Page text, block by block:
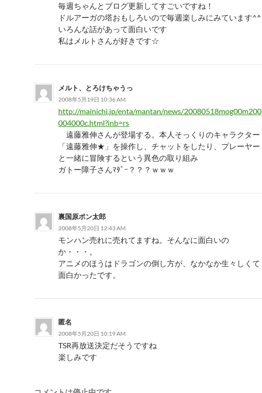
毎週ちゃんとブログ更新してすごいですね！
ドルアーガの塔おもしろいので毎週楽しみにみています^^
いろんな話があって面白いです
私はメルトさんが好きです☆
メルト、とろけちゃうっ
2008年5月19日 10:36 AM
http://mainichi.jp/enta/mantan/news/20080518mog00m200
004000c.html?inb=rs
遠藤雅伸さんが登場する。本人そっくりのキャラクター
「遠藤雅伸★」を操作し、チャットをしたり、プレーヤー
と一緒に冒険するという異色の取り組み
ガトー障子さんﾏﾀﾞｰ？？？ｗｗｗ
裏国原ポン太郎
2008年5月20日 12:43 AM
モンハン売れに売れてますね。そんなに面白いの
か・・・。
アニメのほうはドラゴンの倒し方が、なかなか生々しくて
面白かったです。
匿名
2008年5月20日 10:19 AM
TSR再放送決定だそうですね
楽しみです